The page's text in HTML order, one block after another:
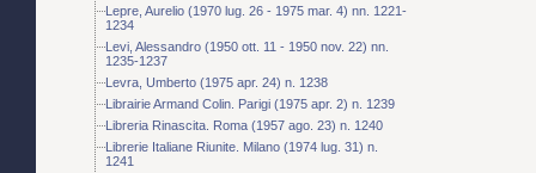
Lepre, Aurelio (1970 lug. 26 - 1975 mar. 4) nn. 1221-
1234
Levi, Alessandro (1950 ott. 11 - 1950 nov. 22) nn.
1235-1237
Levra, Umberto (1975 apr. 24) n. 1238
Librairie Armand Colin. Parigi (1975 apr. 2) n. 1239
Libreria Rinascita. Roma (1957 ago. 23) n. 1240
Librerie Italiane Riunite. Milano (1974 lug. 31) n.
1241